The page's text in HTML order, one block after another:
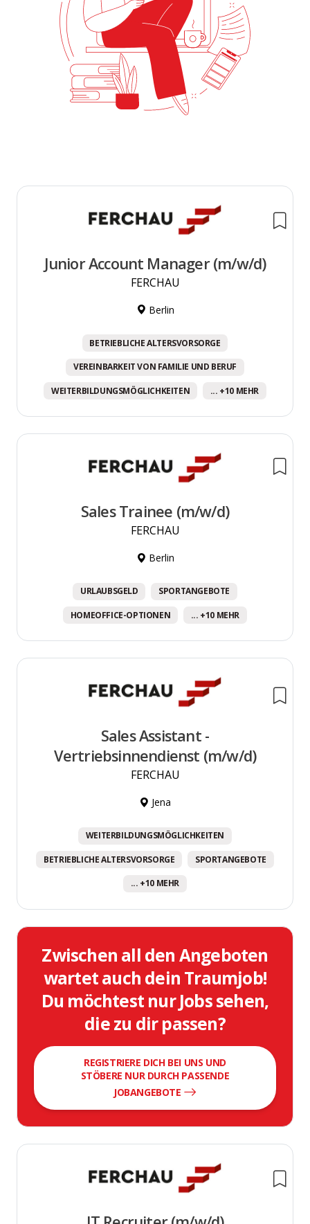
Junior Account Manager (m/w/d)
FERCHAU
Berlin
BETRIEBLICHE ALTERSVORSORGE
VEREINBARKEIT VON FAMILIE UND BERUF
WEITERBILDUNGSMÖGLICHKEITEN ... +10 MEHR
Sales Trainee (m/w/d)
FERCHAU
Berlin
URLAUBSGELD SPORTANGEBOTE
HOMEOFFICE-OPTIONEN ... +10 MEHR
Sales Assistant -
Vertriebsinnendienst (m/w/d)
FERCHAU
Jena
WEITERBILDUNGSMÖGLICHKEITEN
BETRIEBLICHE ALTERSVORSORGE SPORTANGEBOTE
... +10 MEHR
Zwischen all den Angeboten
wartet auch dein Traumjob!
Du möchtest nur Jobs sehen,
die zu dir passen?
REGISTRIERE DICH BEI UNS UND
STÖBERE NUR DURCH PASSENDE
JOBANGEBOTE